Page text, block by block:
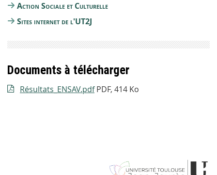
Action Sociale et Culturelle
Sites internet de l'UT2J
Documents à télécharger
Résultats_ENSAV.pdf PDF, 414 Ko